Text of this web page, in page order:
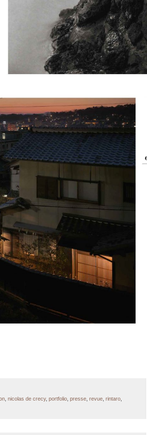
nicolas de crecy, portfolio presse revue rintaro